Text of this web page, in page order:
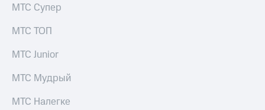
МТС Супер
МТС ТОП
МТС Junior
МТС Мудрый
МТС Налегке